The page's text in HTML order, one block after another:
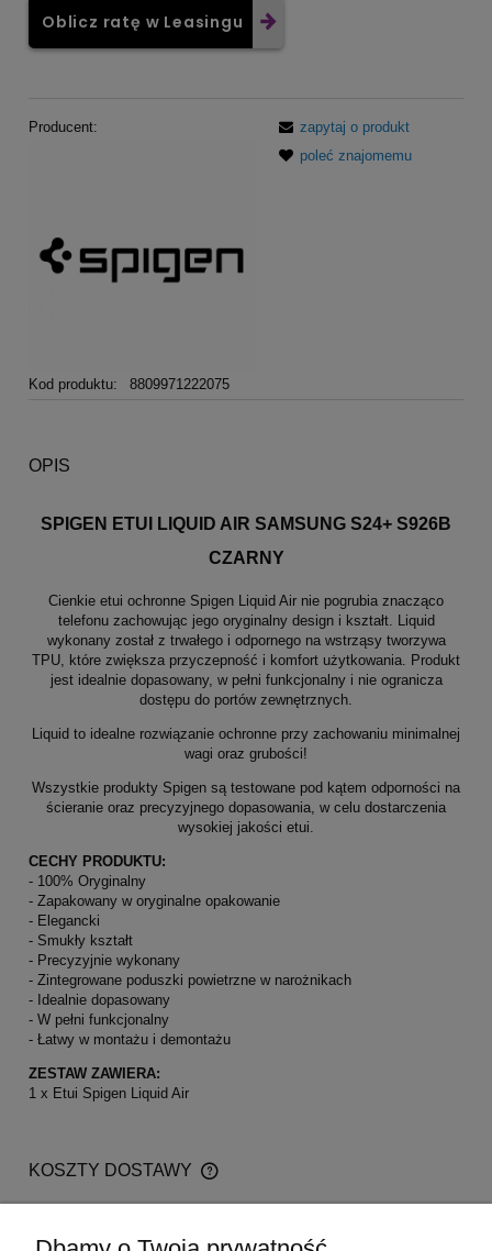
Oblicz ratę w Leasingu
Producent:
Kod produktu: 8809971222075
zapytaj o produkt
poleć znajomemu
OPIS
SPIGEN ETUI LIQUID AIR SAMSUNG S24+ S926B
CZARNY
Cienkie etui ochronne Spigen Liquid Air nie pogrubia znacząco
telefonu zachowując jego oryginalny design i kształt. Liquid
wykonany został z trwałego i odpornego na wstrząsy tworzywa
TPU, które zwiększa przyczepność i komfort użytkowania. Produkt
jest idealnie dopasowany, w pełni funkcjonalny i nie ogranicza
dostępu do portów zewnętrznych.
Liquid to idealne rozwiązanie ochronne przy zachowaniu minimalnej
wagi oraz grubości!
Wszystkie produkty Spigen są testowane pod kątem odporności na
ścieranie oraz precyzyjnego dopasowania, w celu dostarczenia
wysokiej jakości etui.
CECHY PRODUKTU:
- 100% Oryginalny
- Zapakowany w oryginalne opakowanie
- Elegancki
- Smukły kształt
- Precyzyjnie wykonany
- Zintegrowane poduszki powietrzne w narożnikach
- Idealnie dopasowany
- W pełni funkcjonalny
- Łatwy w montażu i demontażu
ZESTAW ZAWIERA:
1 x Etui Spigen Liquid Air
KOSZTY DOSTAWY
CENA NIE ZAWIERA EWENTUALNYCH KOSZTÓW
PŁATNOŚCI